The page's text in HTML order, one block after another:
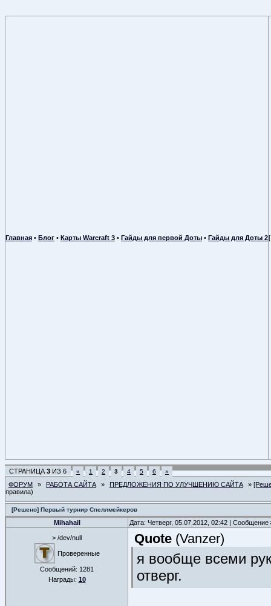
Главная • Блог • Карты Warcraft 3 • Гайды для первой Доты • Гайды для Доты 2
СТРАНИЦА 3 ИЗ 6 « 1 2 3 4 5 6 »
ФОРУМ » РАБОТА САЙТА » ПРЕДЛОЖЕНИЯ ПО УЛУЧШЕНИЮ САЙТА »
правила)
[Решено] Первый турнир Спеллмейкеров
Mihahail Дата: Четверг, 05.07.2012, 02:42 |
> /dev/null
Проверенные
Сообщений: 1281
Награды: 10
Quote (Vanzer)
я вообще всеми
отверг.